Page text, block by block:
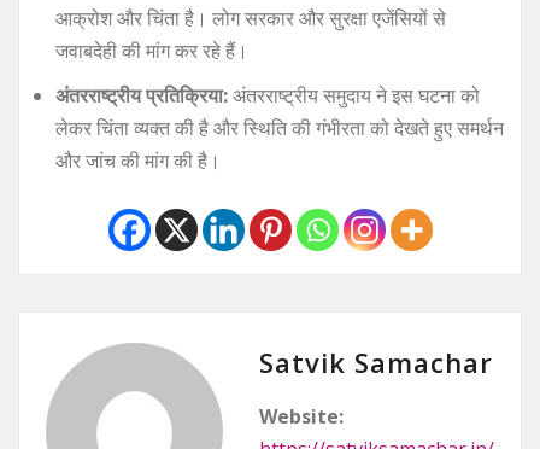
आक्रोश और चिंता है। लोग सरकार और सुरक्षा एजेंसियों से
जवाबदेही की मांग कर रहे हैं।
अंतरराष्ट्रीय प्रतिक्रिया:अंतरराष्ट्रीय समुदाय ने इस घटना को
लेकर चिंता व्यक्त की है और स्थिति की गंभीरता को देखते हुए समर्थन
और जांच की मांग की है।
Satvik Samachar
Website: